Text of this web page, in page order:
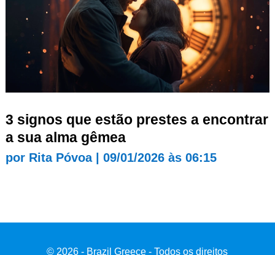
3 signos que estão prestes a encontrar
a sua alma gêmea
por Rita Póvoa| 09/01/2026 às 06:15
© 2026 - Brazil Greece - Todos os direitos